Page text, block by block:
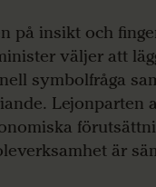
på insikt och
väljer att
symbolfråga
Lejonparten
är